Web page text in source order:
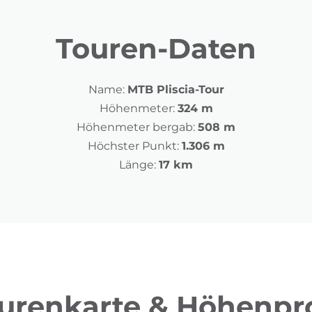
Touren-Daten
Name: MTB Pliscia-Tour
Höhenmeter: 324 m
Höhenmeter bergab: 508 m
Höchster Punkt: 1.306 m
Länge: 17 km